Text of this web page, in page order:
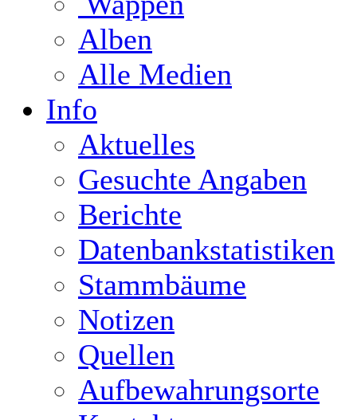
Alben
Alle Medien
Info
Aktuelles
Gesuchte Angaben
Berichte
Datenbankstatistiken
Stammbäume
Notizen
Quellen
Aufbewahrungsorte